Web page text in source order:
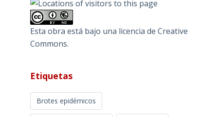
Esta obra está bajo una licencia de Creative
Commons.
Etiquetas
Brotes epidémicos